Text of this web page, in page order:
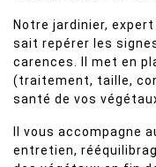
Notre jardinier,
sait repérer les
carences. Il met en
(traitement, taille,
santé de vos
Il vous accompagne
entretien,